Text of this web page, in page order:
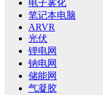
电子雾化
笔记本电脑
ARVR
光伏
锂电网
钠电网
储能网
气凝胶